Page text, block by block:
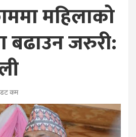
महिलाको
बढाउन जरुरी:
कम